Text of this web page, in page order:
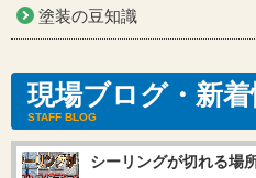
塗装の豆知識
現場ブログ・新着
STAFF BLOG
シーリングが切れる場